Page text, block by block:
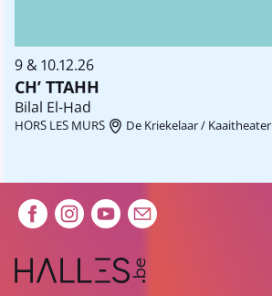
9 & 10.12.26
CH’ TTAHH
Bilal El-Had
HORS LES MURS De Kriekelaar / Kaaitheater
Extra navigation